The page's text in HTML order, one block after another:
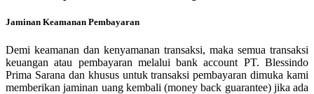
Jaminan Keamanan Pembayaran
Demi keamanan dan kenyamanan transaksi, maka semua transaksi
keuangan atau pembayaran melalui bank account PT. Blessindo
Prima Sarana dan khusus untuk transaksi pembayaran dimuka kami
memberikan jaminan uang kembali (money back guarantee) jika ada